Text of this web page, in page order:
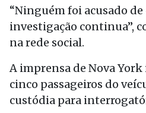
“Ninguém foi acusado
investigação continua”,
na rede social.
A imprensa de Nova
cinco passageiros do
custódia para